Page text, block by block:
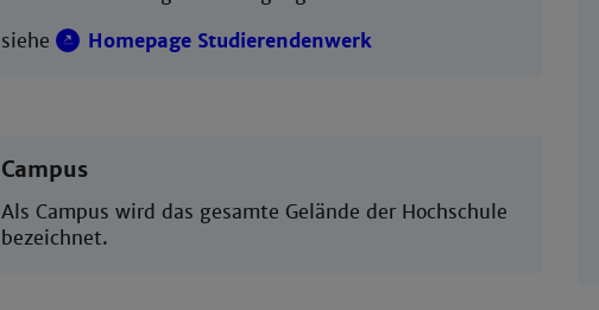
siehe
Homepage Studierendenwerk
Campus
Als Campus wird das gesamte Gelände der Hochschule
bezeichnet.